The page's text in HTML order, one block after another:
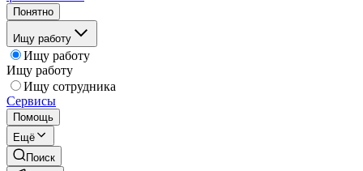
Понятно
Ищу работу
Ищу работу
Ищу работу
Ищу сотрудника
Сервисы
Помощь
Ещё
Поиск